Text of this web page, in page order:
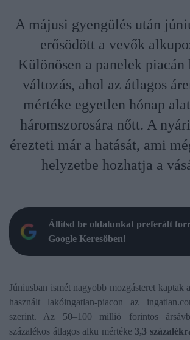
A májusi gyengülés után
erősödött a vevők
Különösen a panelek piacán
változás, ahol az átlagos
mértéke egyetlen hónap
háromszorosára nőtt. A
érezteti már a hatását, ami
helyzetbe hozhatja a
Állítsd be oldalunkat preferált
Google Keresőben!
Júniusban ismét nagyobb mozgásteret kaptak
használt lakóingatlan-piacon az
szerint. Az 50–100 millió forintos
százalékos átlagos alku mértéke 3,3